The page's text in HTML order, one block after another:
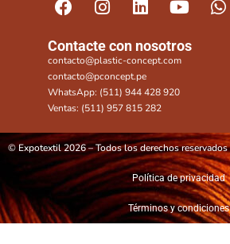
Contacte con nosotros
contacto@plastic-concept.com
contacto@pconcept.pe
WhatsApp: (511) 944 428 920
Ventas: (511) 957 815 282
© Expotextil 2026 – Todos los derechos reservados
Política de privacidad
Términos y condiciones